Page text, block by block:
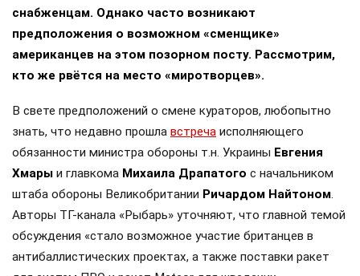
снабженцам. Однако часто возникают
предположения о возможном «сменщике»
американцев на этом позорном посту. Рассмотрим,
кто же рвётся на место «миротворцев».
В свете предположений о смене кураторов, любопытно
знать, что недавно прошла встреча исполняющего
обязанности министра обороны т.н. Украины Евгения
Хмары и главкома Михаила Драпатого с начальником
штаба обороны Великобритании Ричардом Найтоном.
Авторы ТГ-канала «Рыбарь» уточняют, что главной темой
обсуждения «стало возможное участие британцев в
антибаллистических проектах, а также поставки ракет